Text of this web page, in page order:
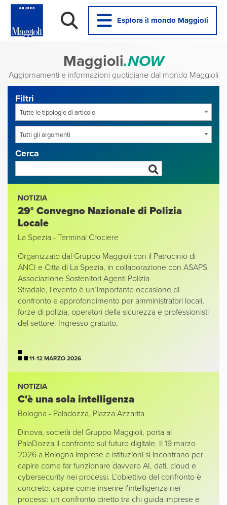
Esplora il mondo Maggioli
Maggioli.NOW
Aggiornamenti e informazioni quotidiane dal mondo Maggioli
Filtri
Tutte le tipologie di articolo
Tutti gli argomenti
Cerca
NOTIZIA
29° Convegno Nazionale di Polizia
Locale
La Spezia - Terminal Crociere
Organizzato dal Gruppo Maggioli con il Patrocinio di
ANCI e Citta di La Spezia, in collaborazione con ASAPS
Associazione Sostenitori Agenti Polizia
Stradale, l'evento è un’importante occasione di
confronto e approfondimento per amministratori locali,
forze di polizia, operatori della sicurezza e professionisti
del settore. Ingresso gratuito.
11-12 MARZO 2026
NOTIZIA
C'è una sola intelligenza
Bologna - Paladozza, Piazza Azzarita
Dinova, società del Gruppo Maggioli, porta al
PalaDozza il confronto sul futuro digitale. Il 19 marzo
2026 a Bologna imprese e istituzioni si incontrano per
capire come far funzionare davvero AI, dati, cloud e
cybersecurity nei processi. L’obiettivo del confronto è
concreto: capire come inserire l’intelligenza nei
processi: un confronto diretto tra chi guida imprese e